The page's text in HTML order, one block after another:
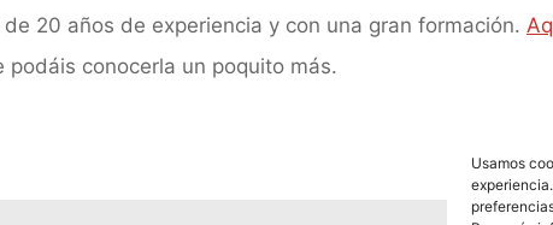
Usamos
20 años de experiencia y con una gran formación.
conocerla un poquito más.